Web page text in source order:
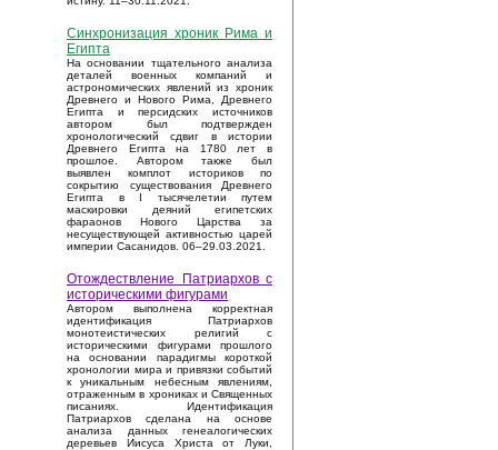
Синхронизация хроник Рима и
Египта
На основании тщательного анализа
деталей военных компаний и
астрономических явлений из хроник
Древнего и Нового Рима, Древнего
Египта и персидских источников
автором был подтвержден
хронологический сдвиг в истории
Древнего Египта на 1780 лет в
прошлое. Автором также был
выявлен комплот историков по
сокрытию существования Древнего
Египта в I тысячелетии путем
маскировки деяний египетских
фараонов Нового Царства за
несуществующей активностью царей
империи Сасанидов. 06–29.03.2021.
Отождествление Патриархов с
историческими фигурами
Автором выполнена корректная
идентификация Патриархов
монотеистических религий с
историческими фигурами прошлого
на основании парадигмы короткой
хронологии мира и привязки событий
к уникальным небесным явлениям,
отраженным в хрониках и Священных
писаниях. Идентификация
Патриархов сделана на основе
анализа данных генеалогических
деревьев Иисуса Христа от Луки,